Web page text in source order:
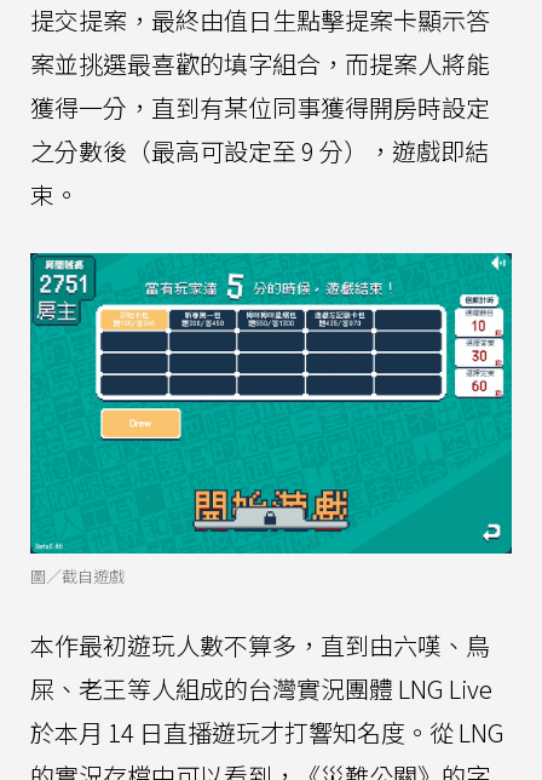
提交提案，最終由值日生點擊提案卡顯示答
案並挑選最喜歡的填字組合，而提案人將能
獲得一分，直到有某位同事獲得開房時設定
之分數後（最高可設定至 9 分），遊戲即結
束。
圖／截自遊戲
本作最初遊玩人數不算多，直到由六嘆、鳥
屎、老王等人組成的台灣實況團體 LNG Live
於本月 14 日直播遊玩才打響知名度。從 LNG